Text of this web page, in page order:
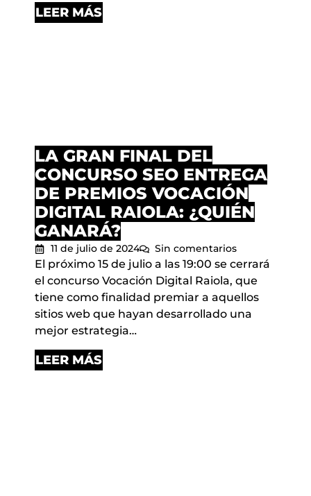
LEER MÁS
LA GRAN FINAL DEL
CONCURSO SEO ENTREGA
DE PREMIOS VOCACIÓN
DIGITAL RAIOLA: ¿QUIÉN
GANARÁ?
11 de julio de 2024 Sin comentarios
El próximo 15 de julio a las 19:00 se cerrará
el concurso Vocación Digital Raiola, que
tiene como finalidad premiar a aquellos
sitios web que hayan desarrollado una
mejor estrategia…
LEER MÁS